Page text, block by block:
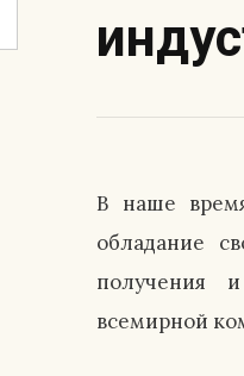
В наше
обладание
получения
всемирной